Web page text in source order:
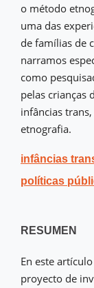
o método
uma das
de famílias de
narramos
como
pelas crianças
infâncias
etnografia.
infâncias
políticas
RESUMEN
En este
proyecto de